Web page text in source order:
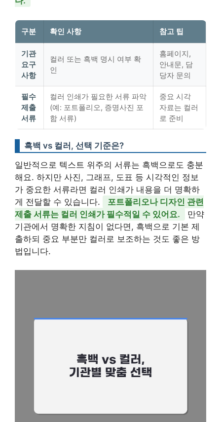
구분 확인 사항 참고 팁
기관
요구
사항
컬러 또는 흑백 명시 여부 확
인
홈페이지,
안내문, 담
당자 문의
필수
제출
서류
컬러 인쇄가 필요한 서류 파악
(예: 포트폴리오, 증명사진 포
함 서류)
중요 시각
자료는 컬러
로 준비
흑백 vs 컬러, 선택 기준은?
일반적으로 텍스트 위주의 서류는 흑백으로도 충분
해요. 하지만 사진, 그래프, 도표 등 시각적인 정보
가 중요한 서류라면 컬러 인쇄가 내용을 더 명확하
게 전달할 수 있습니다.
포트폴리오나 디자인 관련
제출 서류는 컬러 인쇄가 필수적일 수 있어요.
만약
기관에서 명확한 지침이 없다면, 흑백으로 기본 제
출하되 중요 부분만 컬러로 보조하는 것도 좋은 방
법입니다.